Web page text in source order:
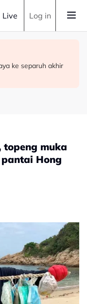
Live Log in
hari ini
jatuh kolam ikan
ke separuh akhir
muka
Hong